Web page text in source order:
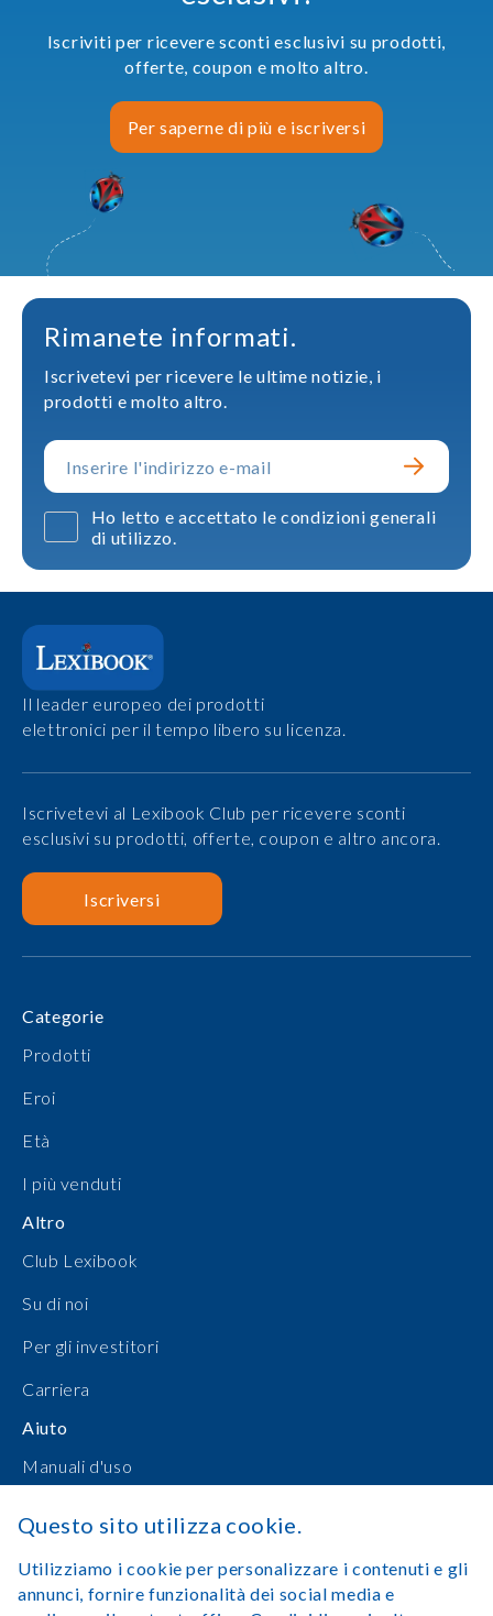
Iscriviti per ricevere sconti esclusivi su prodotti,
offerte, coupon e molto altro.
Per saperne di più e iscriversi
Rimanete informati.
Iscrivetevi per ricevere le ultime notizie, i
prodotti e molto altro.
Ho letto e accettato le condizioni generali
di utilizzo.
Il leader europeo dei prodotti
elettronici per il tempo libero su licenza.
Iscrivetevi al Lexibook Club per ricevere sconti
esclusivi su prodotti, offerte, coupon e altro ancora.
Iscriversi
Categorie
Prodotti
Eroi
Età
I più venduti
Altro
Club Lexibook
Su di noi
Per gli investitori
Carriera
Aiuto
Manuali d'uso
Accedi
Questo sito utilizza cookie.
Utilizziamo i cookie per personalizzare i contenuti e gli
annunci, fornire funzionalità dei social media e